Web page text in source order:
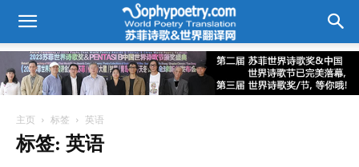
主页 标签 英语
标签: 英语